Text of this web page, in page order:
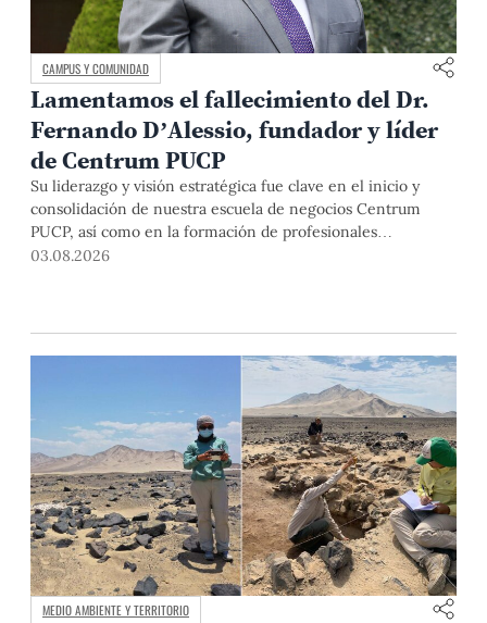
CAMPUS Y COMUNIDAD
Lamentamos el fallecimiento del Dr.
Fernando D’Alessio, fundador y líder
de Centrum PUCP
Su liderazgo y visión estratégica fue clave en el inicio y
consolidación de nuestra escuela de negocios Centrum
PUCP, así como en la formación de profesionales
empresariales comprometidos con el país. Por todo ello,
03.08.2026
MEDIO AMBIENTE Y TERRITORIO